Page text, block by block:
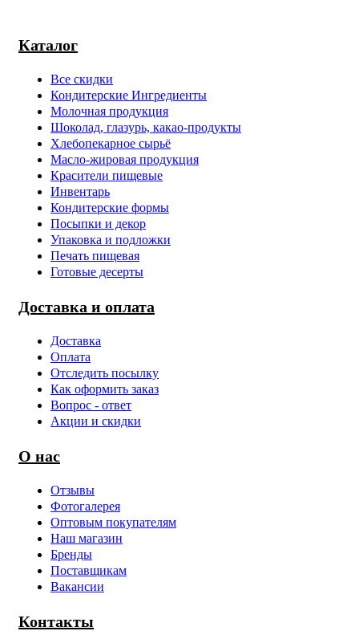
Каталог
Все скидки
Кондитерские Ингредиенты
Молочная продукция
Шоколад, глазурь, какао-продукты
Хлебопекарное сырьё
Масло-жировая продукция
Красители пищевые
Инвентарь
Кондитерские формы
Посыпки и декор
Упаковка и подложки
Печать пищевая
Готовые десерты
Доставка и оплата
Доставка
Оплата
Отследить посылку
Как оформить заказ
Вопрос - ответ
Акции и скидки
О нас
Отзывы
Фотогалерея
Оптовым покупателям
Наш магазин
Бренды
Поставщикам
Вакансии
Контакты